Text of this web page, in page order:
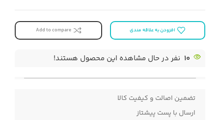
افزودن به علاقه مندی Add to compare
10 نفر در حال مشاهده این محصول هستند!
تضمین اصالت و کیفیت کالا
ارسال با پست پیشتاز